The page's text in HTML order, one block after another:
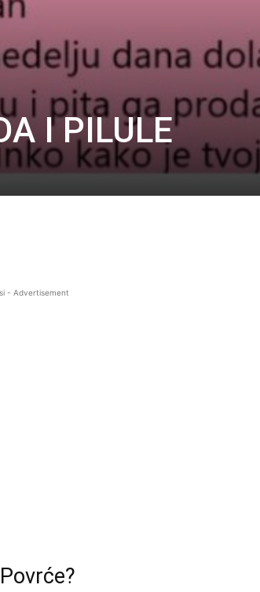
I PILULE
- Advertisement